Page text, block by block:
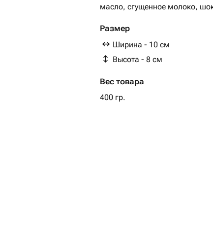
Размер
Ширина - 10 см
Высота - 8 см
Вес товара
400 гр.